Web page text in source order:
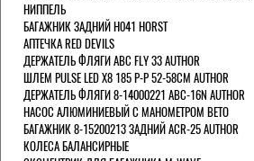
НИППЕЛЬ
БАГАЖНИК ЗАДНИЙ H041 HORST
АПТЕЧКА RED DEVILS
ДЕРЖАТЕЛЬ ФЛЯГИ АВС FLY 33 AUTHOR
ШЛЕМ PULSE LED X8 185 Р-Р 52-58СМ AUTHOR
ДЕРЖАТЕЛЬ ФЛЯГИ 8-14000221 ABC-16N AUTHOR
НАСОС АЛЮМИНИЕВЫЙ С МАНОМЕТРОМ BETO
БАГАЖНИК 8-15200213 ЗАДНИЙ ACR-25 AUTHOR
КОЛЕСА БАЛАНСИРНЫЕ